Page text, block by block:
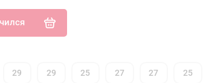
29 29 25 27 27 25